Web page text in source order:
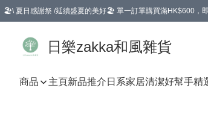
🏖️\ 夏日感謝祭 /延續盛夏的美好🏖️ 單一訂單購買滿HK$600，
日樂zakka和風雜貨
商品 主頁新品推介 日系家居清潔好幫手精